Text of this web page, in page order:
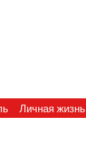
Личная жизнь